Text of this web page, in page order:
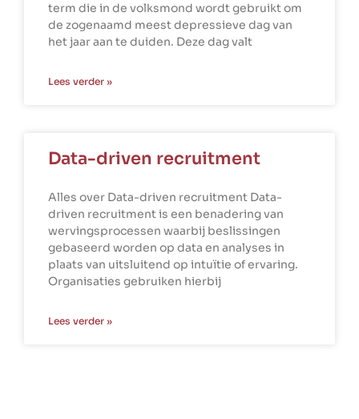
term die in de volksmond wordt gebruikt om
de zogenaamd meest depressieve dag van
het jaar aan te duiden. Deze dag valt
Lees verder »
Data-driven recruitment
Alles over Data-driven recruitment Data-
driven recruitment is een benadering van
wervingsprocessen waarbij beslissingen
gebaseerd worden op data en analyses in
plaats van uitsluitend op intuïtie of ervaring.
Organisaties gebruiken hierbij
Lees verder »